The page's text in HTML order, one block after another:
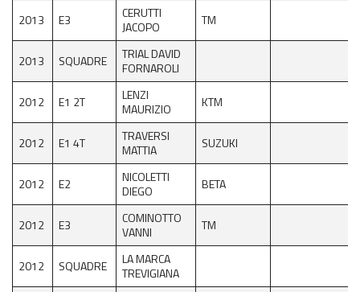
2013 E3
CERUTTI
JACOPO
TM
2013 SQUADRE
TRIAL DAVID
FORNAROLI
2012
E1 2T
LENZI
MAURIZIO
KTM
2012 E1 4T
TRAVERSI
MATTIA
SUZUKI
2012 E2
NICOLETTI
DIEGO
BETA
2012 E3
COMINOTTO
VANNI
TM
2012 SQUADRE
LA MARCA
TREVIGIANA